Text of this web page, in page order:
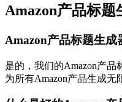
Amazon产品标
Amazon产品标题生成
是的，我们的Amazon产品
为所有Amazon产品生成无